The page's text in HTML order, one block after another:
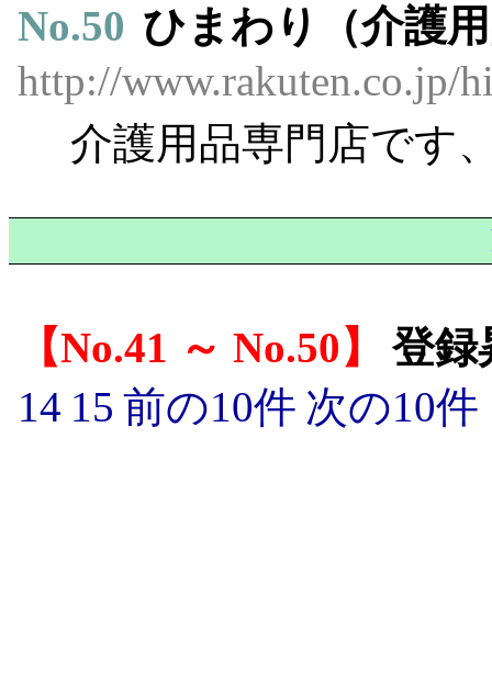
No.50 ひまわり（介護
http://www.rakuten.co.jp/
介護用品専門店です
No.41 ～ No.50
登録
14 15 前の10件 次の10件